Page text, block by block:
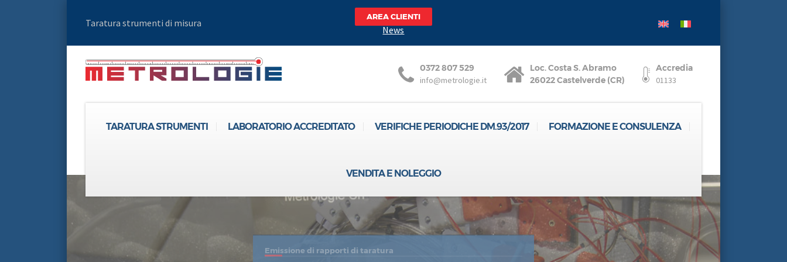
Taratura strumenti di misura
AREA CLIENTI
News
0372 807 529
info@metrologie.it
Loc. Costa S. Abramo
26022 Castelverde (CR)
Accredia
01133
TARATURA STRUMENTI LABORATORIO ACCREDITATO VERIFICHE PERIODICHE DM.93/2017 FORMAZIONE E CONSULENZA
VENDITA E NOLEGGIO